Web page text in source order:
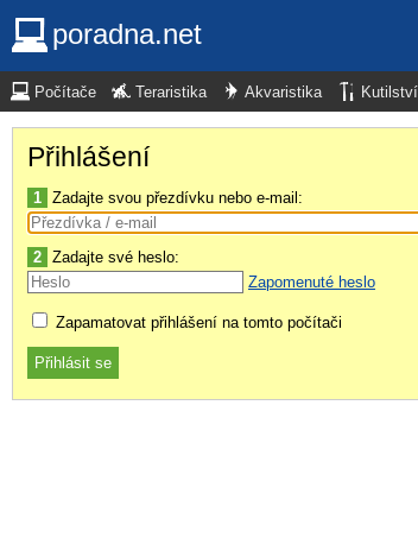
poradna.net
Počítače Teraristika Akvaristika Kutilství
Přihlášení
1 Zadajte svou přezdívku nebo e-mail:
2 Zadajte své heslo:
Zapomenuté heslo
Zapamatovat přihlášení na tomto počítači